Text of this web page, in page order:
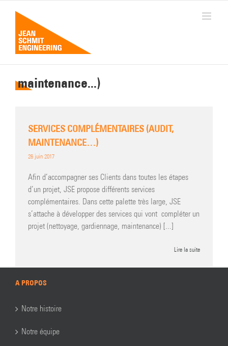
contenu
maintenance...)
SERVICES COMPLÉMENTAIRES (AUDIT,
MAINTENANCE…)
26 juin 2017
Afin d’accompagner ses Clients dans toutes les étapes
d’un projet, JSE propose différents services
complémentaires. Dans cette palette très large, JSE
s’attache à développer des services qui vont compléter un
projet (nettoyage, gardiennage, maintenance) [...]
Lire la suite
A PROPOS
Notre histoire
Notre équipe